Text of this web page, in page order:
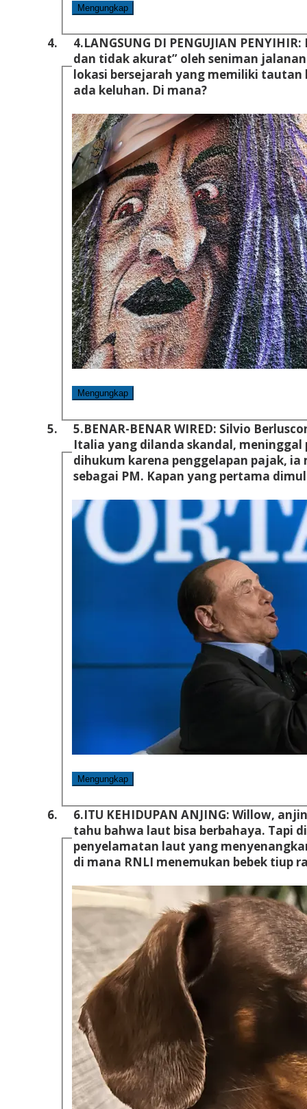
Mengungkap
4.LANGSUNG DI PENGUJIAN
dan tidak akurat” oleh seniman
lokasi bersejarah yang memiliki tautan
ada keluhan. Di mana?
Mengungkap
5.BENAR-BENAR WIRED: Silvio
Italia yang dilanda skandal, meninggal
dihukum karena penggelapan pajak,
sebagai PM. Kapan yang pertama
Mengungkap
6.ITU KEHIDUPAN ANJING: Willow,
tahu bahwa laut bisa berbahaya. Tapi dia ingat ada kisah
penyelamatan laut yang
di mana RNLI menemukan bebek tiup